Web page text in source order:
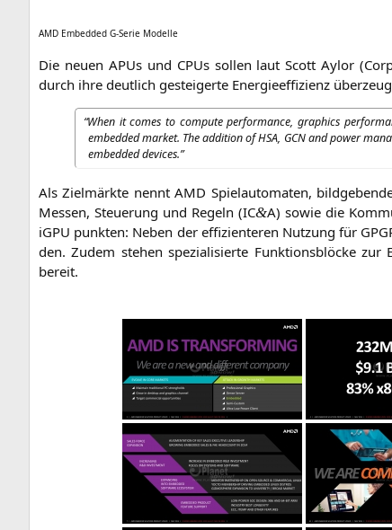
AMD Embedded G‑Serie Modelle
Die neu­en APUs und CPUs sol­len laut Scott Aylor
durch ihre deut­lich gestei­ger­te Ener­gie­ef­fi­zi­enz
“When it comes to com­pu­te per­for­mance, gra­phics
embedded mar­ket. The addi­ti­on ofHSA, GCNand power
embedded devices.”
Als Ziel­märk­te nenntAMD Spiel­au­to­ma­ten,
Mes­sen, Steue­rung und Regeln (IC&A) sowie die
iGPU punk­ten: Neben der effi­zi­en­te­ren Nut­zung für
den. Zudem ste­hen spe­zia­li­sier­te Funk­ti­ons­blö­cke
bereit.